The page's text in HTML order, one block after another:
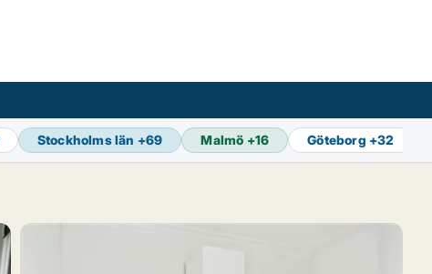
Stockholms län +69 Malmö +16 Göteborg +32